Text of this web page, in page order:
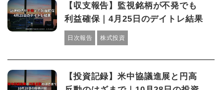
【収支報告】監視銘柄が不発でも
利益確保｜4月25日のデイトレ結果
日次報告 株式投資
【投資記録】米中協議進展と円高